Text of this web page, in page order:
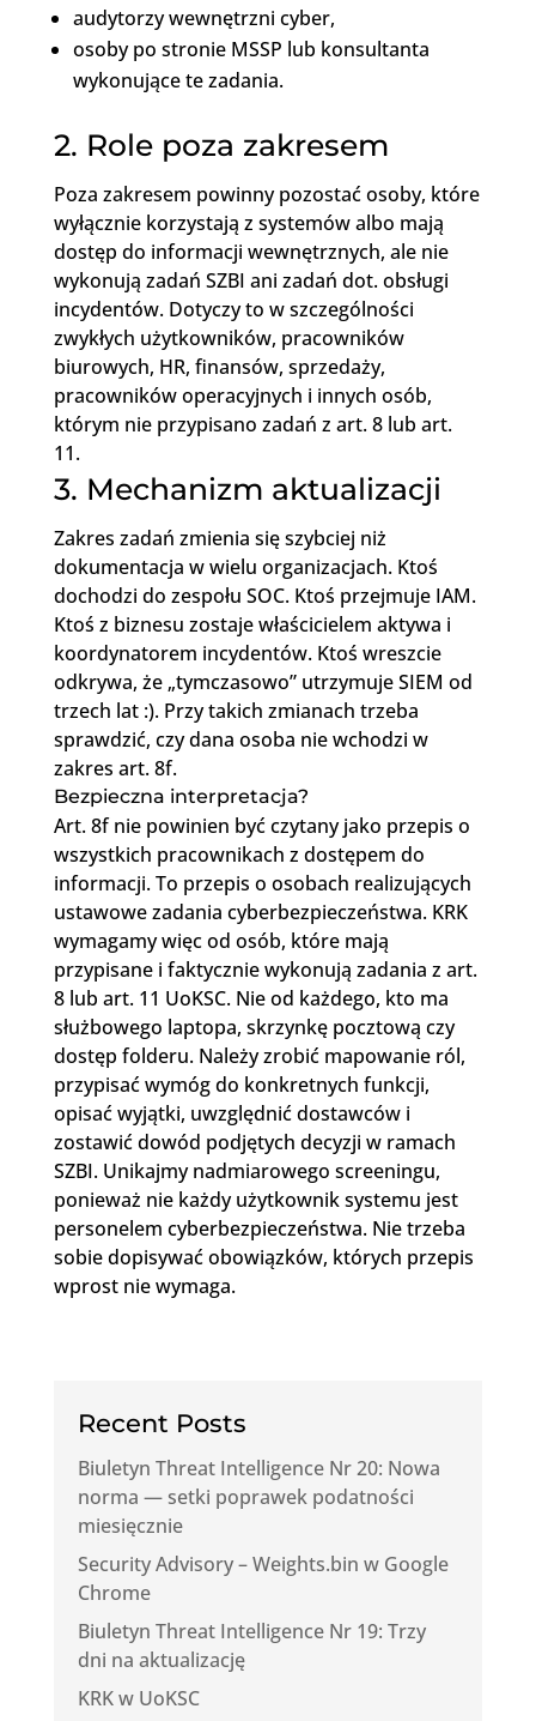
audytorzy wewnętrzni cyber,
osoby po stronie MSSP lub konsultanta
wykonujące te zadania.
2. Role poza zakresem
Poza zakresem powinny pozostać osoby, które
wyłącznie korzystają z systemów albo mają
dostęp do informacji wewnętrznych, ale nie
wykonują zadań SZBI ani zadań dot. obsługi
incydentów. Dotyczy to w szczególności
zwykłych użytkowników, pracowników
biurowych, HR, finansów, sprzedaży,
pracowników operacyjnych i innych osób,
którym nie przypisano zadań z art. 8 lub art.
11.
3. Mechanizm aktualizacji
Zakres zadań zmienia się szybciej niż
dokumentacja w wielu organizacjach. Ktoś
dochodzi do zespołu SOC. Ktoś przejmuje IAM.
Ktoś z biznesu zostaje właścicielem aktywa i
koordynatorem incydentów. Ktoś wreszcie
odkrywa, że „tymczasowo” utrzymuje SIEM od
trzech lat :). Przy takich zmianach trzeba
sprawdzić, czy dana osoba nie wchodzi w
zakres art. 8f.
Bezpieczna interpretacja?
Art. 8f nie powinien być czytany jako przepis o
wszystkich pracownikach z dostępem do
informacji. To przepis o osobach realizujących
ustawowe zadania cyberbezpieczeństwa. KRK
wymagamy więc od osób, które mają
przypisane i faktycznie wykonują zadania z art.
8 lub art. 11 UoKSC. Nie od każdego, kto ma
służbowego laptopa, skrzynkę pocztową czy
dostęp folderu. Należy zrobić mapowanie ról,
przypisać wymóg do konkretnych funkcji,
opisać wyjątki, uwzględnić dostawców i
zostawić dowód podjętych decyzji w ramach
SZBI. Unikajmy nadmiarowego screeningu,
ponieważ nie każdy użytkownik systemu jest
personelem cyberbezpieczeństwa. Nie trzeba
sobie dopisywać obowiązków, których przepis
wprost nie wymaga.
Recent Posts
Biuletyn Threat Intelligence Nr 20: Nowa
norma — setki poprawek podatności
miesięcznie
Security Advisory – Weights.bin w Google
Chrome
Biuletyn Threat Intelligence Nr 19: Trzy
dni na aktualizację
KRK w UoKSC